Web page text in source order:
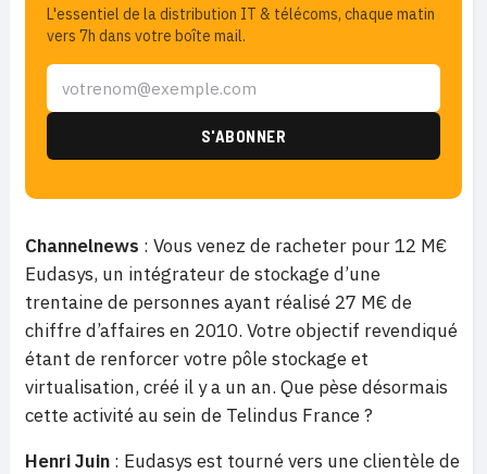
L'essentiel de la distribution IT & télécoms, chaque matin
vers 7h dans votre boîte mail.
Channelnews : Vous venez de racheter pour 12 M€
Eudasys, un intégrateur de stockage d’une
trentaine de personnes ayant réalisé 27 M€ de
chiffre d’affaires en 2010. Votre objectif revendiqué
étant de renforcer votre pôle stockage et
virtualisation, créé il y a un an. Que pèse désormais
cette activité au sein de Telindus France ?
Henri Juin : Eudasys est tourné vers une clientèle de